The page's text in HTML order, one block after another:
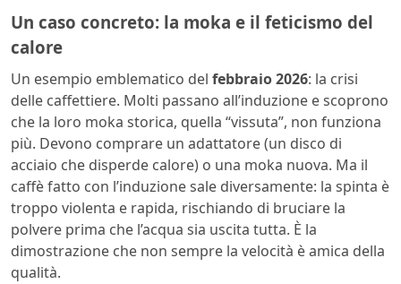
Un caso concreto: la moka e il feticismo del
calore
Un esempio emblematico del febbraio 2026: la crisi
delle caffettiere. Molti passano all’induzione e scoprono
che la loro moka storica, quella “vissuta”, non funziona
più. Devono comprare un adattatore (un disco di
acciaio che disperde calore) o una moka nuova. Ma il
caffè fatto con l’induzione sale diversamente: la spinta è
troppo violenta e rapida, rischiando di bruciare la
polvere prima che l’acqua sia uscita tutta. È la
dimostrazione che non sempre la velocità è amica della
qualità.